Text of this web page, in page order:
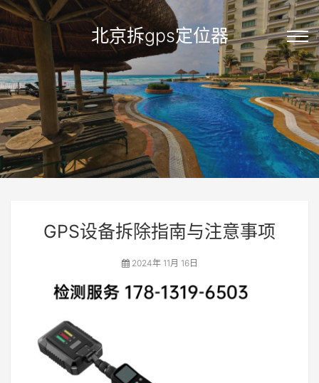
北京拆gps定位器
GPS设备拆除指南与注意事项
2024年 11月 16日